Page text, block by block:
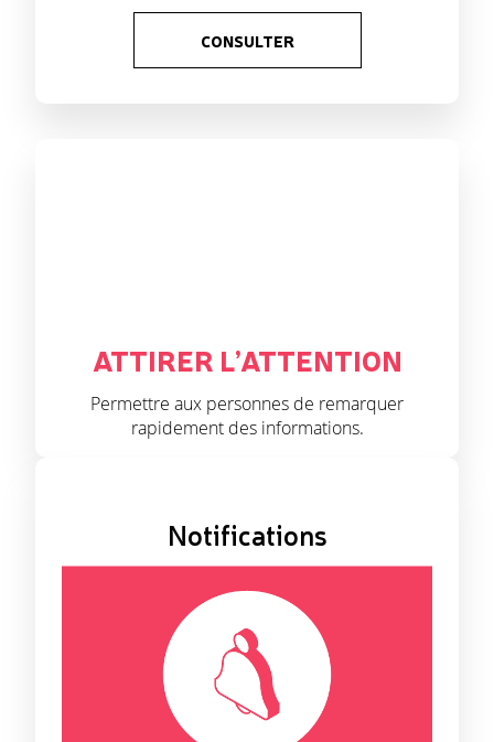
CONSULTER
ATTIRER L’ATTENTION
Permettre aux personnes de remarquer
rapidement des informations.
Notifications